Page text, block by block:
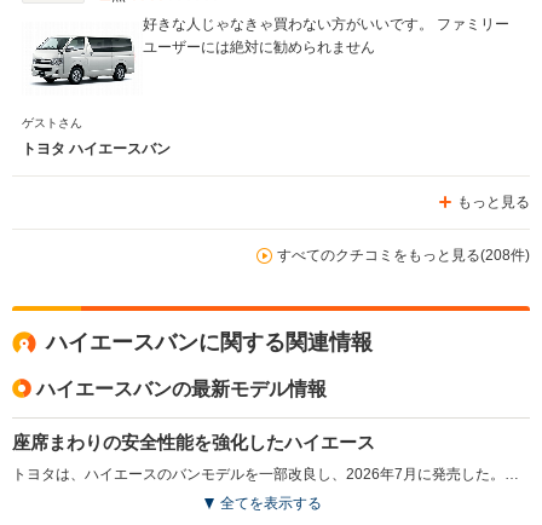
好きな人じゃなきゃ買わない方がいいです。 ファミリー
ユーザーには絶対に勧められません
ゲストさん
トヨタ ハイエースバン
もっと見る
すべてのクチコミをもっと見る(208件)
ハイエースバンに関する関連情報
ハイエースバンの最新モデル情報
座席まわりの安全性能を強化したハイエース
トヨタは、ハイエースのバンモデルを一部改良し、2026年7月に発売した。今回の改良では、座席まわりの安全性能に関する見直しが行われ、座席の強度や固定機構、ヘッドレストなどについて定めた国連欧州経済委員会（UNECE）の車両安全規則に適合した。併せて詳細な装備の見直しが行われている。（2026.6）
全てを表示する